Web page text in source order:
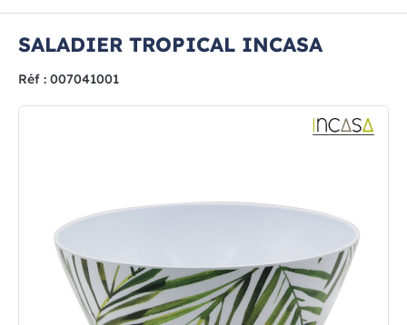
SALADIER TROPICAL INCASA
Réf : 007041001